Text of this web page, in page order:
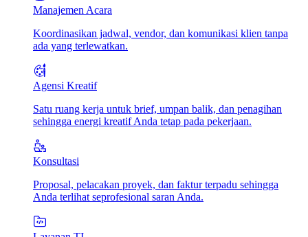
Manajemen Acara
Koordinasikan jadwal, vendor, dan komunikasi klien tanpa
ada yang terlewatkan.
Agensi Kreatif
Satu ruang kerja untuk brief, umpan balik, dan penagihan
sehingga energi kreatif Anda tetap pada pekerjaan.
Konsultasi
Proposal, pelacakan proyek, dan faktur terpadu sehingga
Anda terlihat seprofesional saran Anda.